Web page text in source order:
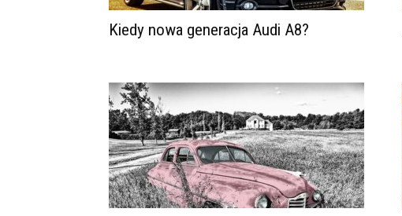
Kiedy nowa generacja Audi A8?